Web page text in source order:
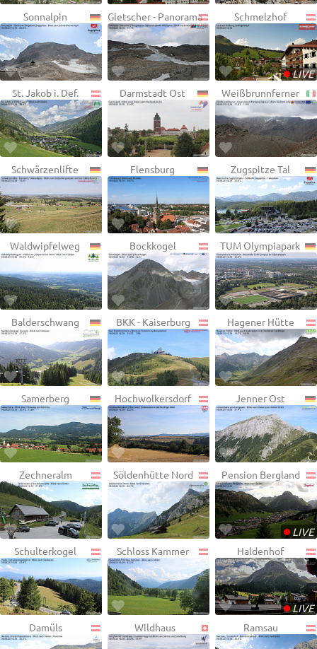
Sonnalpin Gletscher - Panorama Schmelzhof
•LIVE
St. Jakob i. Def. Darmstadt Ost Weißbrunnferner
Schwärzenlifte Flensburg Zugspitze Tal
Waldwipfelweg Bockkogel TUM Olympiapark
Balderschwang BKK - Kaiserburg Hagener Hütte
Samerberg Hochwolkersdorf Jenner Ost
Zechneralm Söldenhütte Nord Pension Bergland
•LIVE
Schulterkogel Schloss Kammer Haldenhof
•LIVE
Damüls Wildhaus Ramsau